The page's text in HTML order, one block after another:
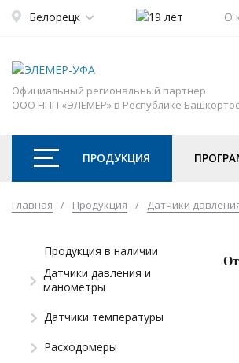
Белорецк О
Официальный региональный партнер
ООО НПП «ЭЛЕМЕР» в Республике
ПРОДУКЦИЯ
Главная / Продукция / Датчики
Продукция в наличии
Датчики давления и
манометры
Датчики температуры
Расходомеры